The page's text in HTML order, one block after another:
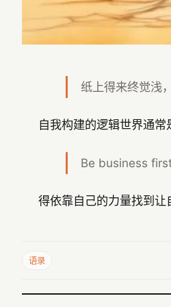
纸上得来终觉浅
自我构建的逻辑世界通常
Be business
得依靠自己的力量找到让
语录